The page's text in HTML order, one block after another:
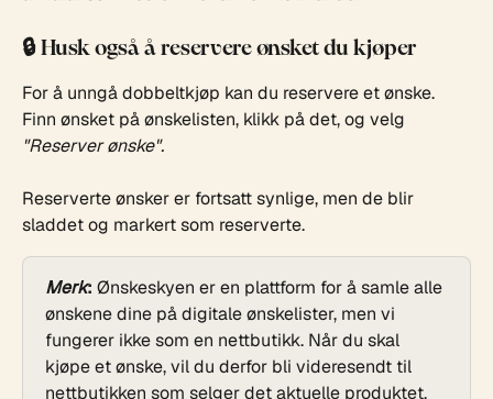
🔒 Husk også å reservere ønsket du kjøper
For å unngå dobbeltkjøp kan du reservere et ønske.
Finn ønsket på ønskelisten, klikk på det, og velg
"Reserver ønske".
Reserverte ønsker er fortsatt synlige, men de blir
sladdet og markert som reserverte.
Merk: Ønskeskyen er en plattform for å samle alle
ønskene dine på digitale ønskelister, men vi
fungerer ikke som en nettbutikk. Når du skal
kjøpe et ønske, vil du derfor bli videresendt til
nettbutikken som selger det aktuelle produktet.